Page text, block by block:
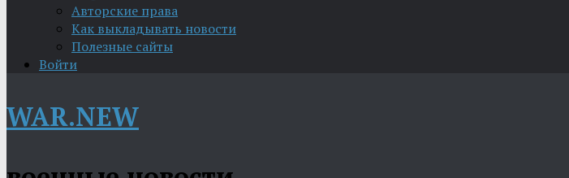
Авторские права
Как выкладывать новости
Полезные сайты
Войти
WAR.NEW